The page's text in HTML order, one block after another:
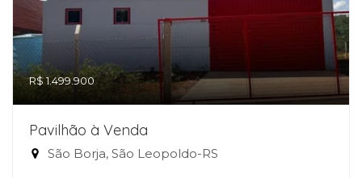
R$ 1.499.900
Pavilhão à Venda
São Borja, São Leopoldo-RS